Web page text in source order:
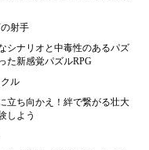
射手
シナリオと中毒性のあるパズ
た新感覚パズルRPG
ル
立ち向かえ！絆で繋がる壮大
しよう